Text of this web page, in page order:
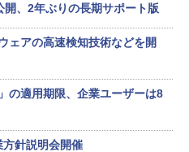
、2年ぶりの長期サポート版
ェアの高速検知技術などを開
の適用期限、企業ユーザーは8
針説明会開催